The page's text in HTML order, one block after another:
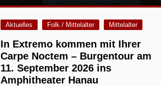
Aktuelles Folk / Mittelalter Mittelalter
In Extremo kommen mit Ihrer
Carpe Noctem – Burgentour am
11. September 2026 ins
Amphitheater Hanau